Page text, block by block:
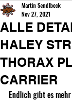
ALLE
HALEY
THORAX
CARRIER
Martin Sendlbeck
Nov 27, 2021
Endlich gibt es